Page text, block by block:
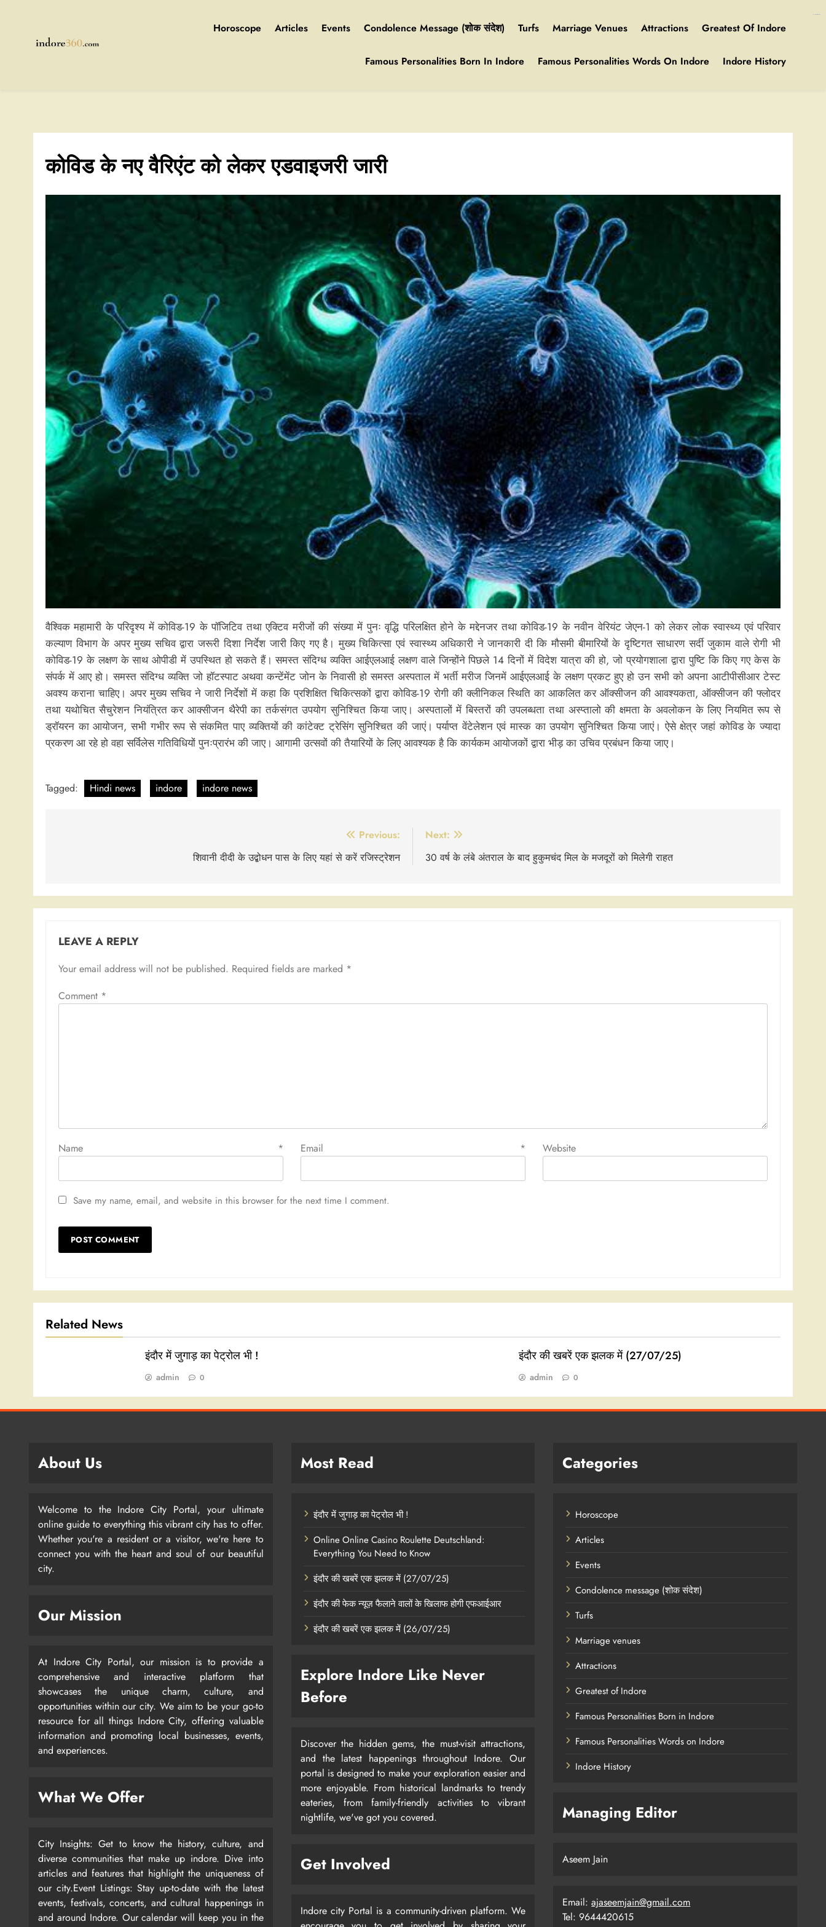
Horoscope Articles Events Condolence Message (शोक संदेश) Turfs Marriage Venues Attractions Greatest Of Indore
Famous Personalities Born In Indore Famous Personalities Words On Indore Indore History
कोविड के नए वैरिएंट को लेकर एडवाइजरी जारी
वैश्विक महामारी के परिदृश्य में कोविड-19 के पॉजिटिव तथा एक्टिव मरीजों की संख्या में पुनः वृद्धि परिलक्षित होने के मद्देनजर तथा कोविड-19 के नवीन वेरियंट जेएन-1 को लेकर लोक स्वास्थ्य एवं परिवार
कल्याण विभाग के अपर मुख्य सचिव द्वारा जरूरी दिशा निर्देश जारी किए गए है। मुख्य चिकित्सा एवं स्वास्थ्य अधिकारी ने जानकारी दी कि मौसमी बीमारियों के दृष्टिगत साधारण सर्दी जुकाम वाले रोगी भी
कोविड-19 के लक्षण के साथ ओपीडी में उपस्थित हो सकते हैं। समस्त संदिग्ध व्यक्ति आईएलआई लक्षण वाले जिन्होंने पिछले 14 दिनों में विदेश यात्रा की हो, जो प्रयोगशाला द्वारा पुष्टि कि किए गए केस के
संपर्क में आए हो। समस्त संदिग्ध व्यक्ति जो हॉटस्पाट अथवा कन्टेंमेंट जोन के निवासी हो समस्त अस्पताल में भर्ती मरीज जिनमें आईएलआई के लक्षण प्रकट हुए हो उन सभी को अपना आटीपीसीआर टेस्ट
अवश्य कराना चाहिए। अपर मुख्य सचिव ने जारी निर्देशों में कहा कि प्रशिक्षित चिकित्सकों द्वारा कोविड-19 रोगी की क्लीनिकल स्थिति का आकलित कर ऑक्सीजन की आवश्यकता, ऑक्सीजन की फ्लोदर
तथा यथोचित सैचुरेशन नियंत्रित कर आक्सीजन थैरेपी का तर्कसंगत उपयोग सुनिश्चित किया जाए। अस्पतालों में बिस्तरों की उपलब्धता तथा अस्प्तालो की क्षमता के अवलोकन के लिए नियमित रूप से
ड्रॉयरन का आयोजन, सभी गभीर रूप से संकमित पाए व्यक्तियों की कांटेक्ट ट्रेसिंग सुनिश्चित की जाएं। पर्याप्त वेंटेलेशन एवं मास्क का उपयोग सुनिश्चित किया जाएं। ऐसे क्षेत्र जहां कोविड के ज्यादा
प्रकरण आ रहे हो वहा सर्विलेस गतिविधियों पुनःप्रारंभ की जाए। आगामी उत्सवों की तैयारियों के लिए आवश्यक है कि कार्यकम आयोजकों द्वारा भीड़ का उचिव प्रबंधन किया जाए।
Tagged: Hindi news indore indore news
Previous:
शिवानी दीदी के उद्बोधन पास के लिए यहां से करें रजिस्ट्रेशन
Next:
30 वर्ष के लंबे अंतराल के बाद हुकुमचंद मिल के मजदूरों को मिलेगी राहत
LEAVE A REPLY
Your email address will not be published. Required fields are marked *
Comment *
Name * Email * Website
Save my name, email, and website in this browser for the next time I comment.
Related News
इंदौर में जुगाड़ का पेट्रोल भी !
admin 0
इंदौर की खबरें एक झलक में (27/07/25)
admin 0
About Us
Welcome to the Indore City Portal, your ultimate
online guide to everything this vibrant city has to offer.
Whether you're a resident or a visitor, we're here to
connect you with the heart and soul of our beautiful
city.
Our Mission
At Indore City Portal, our mission is to provide a
comprehensive and interactive platform that
showcases the unique charm, culture, and
opportunities within our city. We aim to be your go-to
resource for all things Indore City, offering valuable
information and promoting local businesses, events,
and experiences.
What We Offer
City Insights: Get to know the history, culture, and
diverse communities that make up indore. Dive into
articles and features that highlight the uniqueness of
our city.Event Listings: Stay up-to-date with the latest
events, festivals, concerts, and cultural happenings in
and around Indore. Our calendar will keep you in the
Most Read
इंदौर में जुगाड़ का पेट्रोल भी !
Online Online Casino Roulette Deutschland:
Everything You Need to Know
इंदौर की खबरें एक झलक में (27/07/25)
इंदौर की फेक न्यूज़ फैलाने वालों के खिलाफ होगी एफआईआर
इंदौर की खबरें एक झलक में (26/07/25)
Explore Indore Like Never
Before
Discover the hidden gems, the must-visit attractions,
and the latest happenings throughout Indore. Our
portal is designed to make your exploration easier and
more enjoyable. From historical landmarks to trendy
eateries, from family-friendly activities to vibrant
nightlife, we've got you covered.
Get Involved
Indore city Portal is a community-driven platform. We
Categories
Horoscope
Articles
Events
Condolence message (शोक संदेश)
Turfs
Marriage venues
Attractions
Greatest of Indore
Famous Personalities Born in Indore
Famous Personalities Words on Indore
Indore History
Managing Editor
Aseem Jain
Email:ajaseemjain@gmail.com
Tel: 9644420615